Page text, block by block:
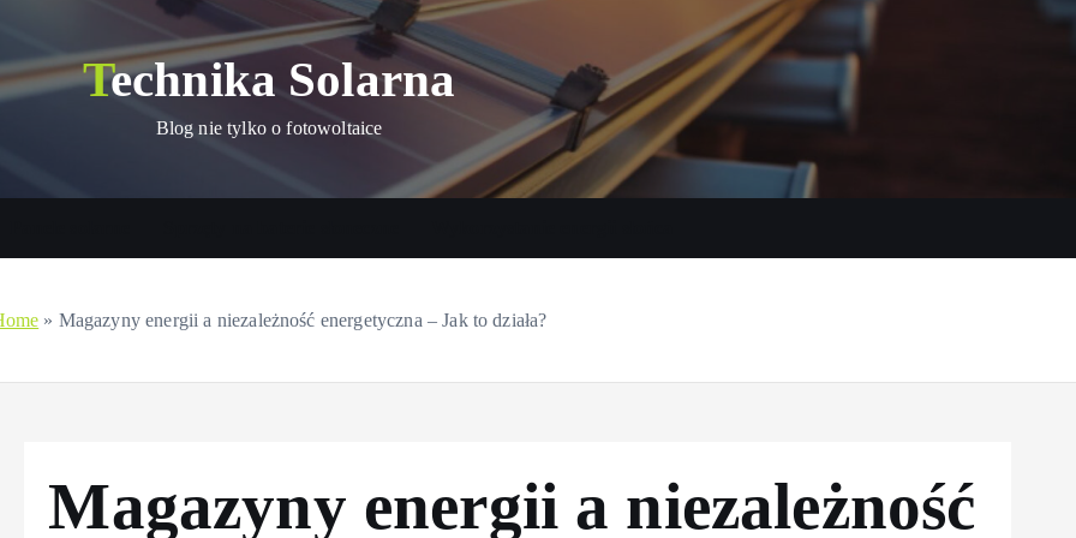
Technika Solarna
Blog nie tylko o fotowoltaice
» Magazyny energii a niezależność energetyczna – Jak to działa?
Magazyny energii a niezależność